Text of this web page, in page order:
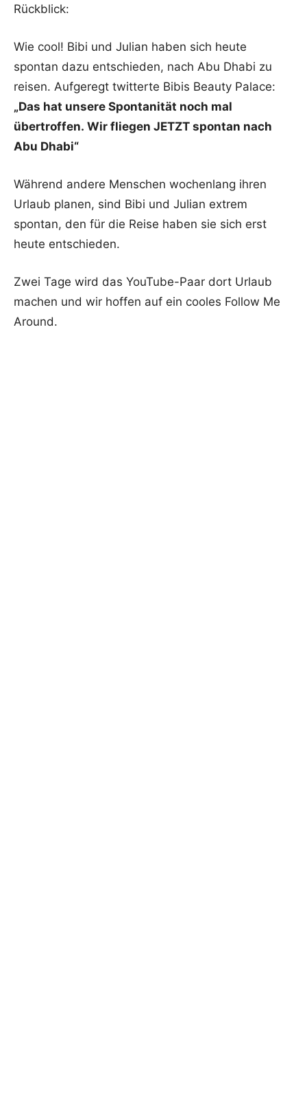
Rückblick:
Wie cool! Bibi und Julian haben sich heute
spontan dazu entschieden, nach Abu Dhabi zu
reisen. Aufgeregt twitterte Bibis Beauty Palace:
„Das hat unsere Spontanität noch mal
übertroffen. Wir fliegen JETZT spontan nach
Abu Dhabi“
Während andere Menschen wochenlang ihren
Urlaub planen, sind Bibi und Julian extrem
spontan, den für die Reise haben sie sich erst
heute entschieden.
Zwei Tage wird das YouTube-Paar dort Urlaub
machen und wir hoffen auf ein cooles Follow Me
Around.